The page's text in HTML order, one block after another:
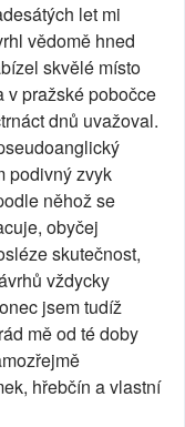
let mi
vědomě hned
skvělé místo
v pražské pobočce
dnů uvažoval.
podivný zvyk
něhož se
obyčej
skutečnost,
vždycky
jsem tudíž
mě od té doby
hřebčín a vlastní